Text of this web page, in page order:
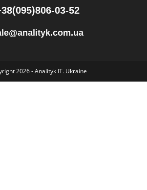
03-52
2026 - Analityk IT. Ukraine